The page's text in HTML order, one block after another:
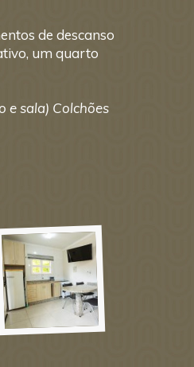
de descanso
um quarto
e sala) Colchões